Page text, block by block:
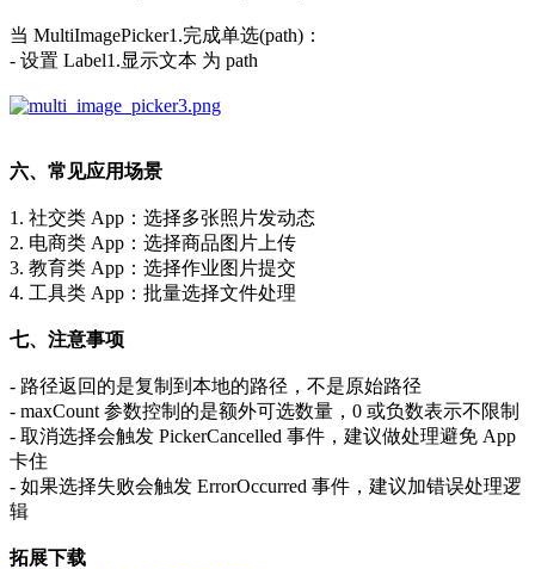
当 MultiImagePicker1.完成单选(path)：
- 设置 Label1.显示文本 为 path
六、常见应用场景
1. 社交类 App：选择多张照片发动态
2. 电商类 App：选择商品图片上传
3. 教育类 App：选择作业图片提交
4. 工具类 App：批量选择文件处理
七、注意事项
- 路径返回的是复制到本地的路径，不是原始路径
- maxCount 参数控制的是额外可选数量，0 或负数表示不限制
- 取消选择会触发 PickerCancelled 事件，建议做处理避免 App
卡住
- 如果选择失败会触发 ErrorOccurred 事件，建议加错误处理逻
辑
拓展下载